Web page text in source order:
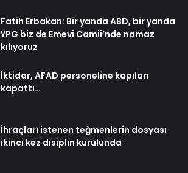
Fatih Erbakan: Bir yanda ABD, bir yanda
YPG biz de Emevi Camii’nde namaz
kılıyoruz
İktidar, AFAD personeline kapıları
kapattı…
İhraçları istenen teğmenlerin dosyası
ikinci kez disiplin kurulunda